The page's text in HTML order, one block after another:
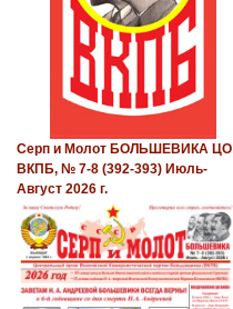
Серп и Молот БОЛЬШЕВИКА ЦО
ВКПБ, № 7-8 (392-393) Июль-
Август 2026 г.